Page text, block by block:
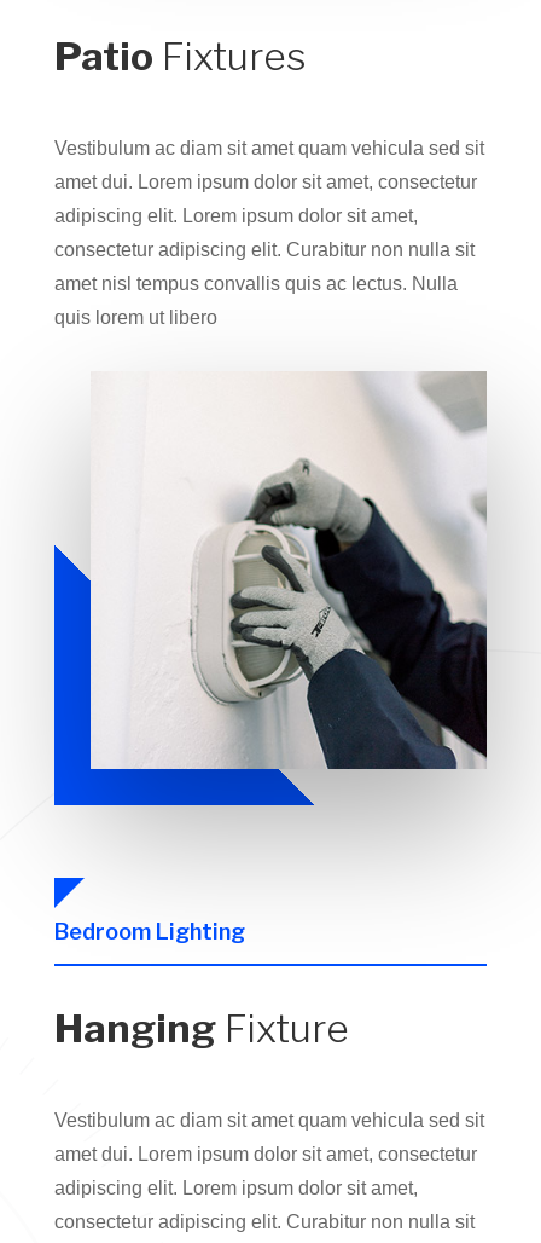
Patio Fixtures
Vestibulum ac diam sit amet quam vehicula sed sit
amet dui. Lorem ipsum dolor sit amet, consectetur
adipiscing elit. Lorem ipsum dolor sit amet,
consectetur adipiscing elit. Curabitur non nulla sit
amet nisl tempus convallis quis ac lectus. Nulla
quis lorem ut libero
Bedroom Lighting
HangingFixture
Vestibulum ac diam sit amet quam vehicula sed sit
amet dui. Lorem ipsum dolor sit amet, consectetur
adipiscing elit. Lorem ipsum dolor sit amet,
consectetur adipiscing elit. Curabitur non nulla sit